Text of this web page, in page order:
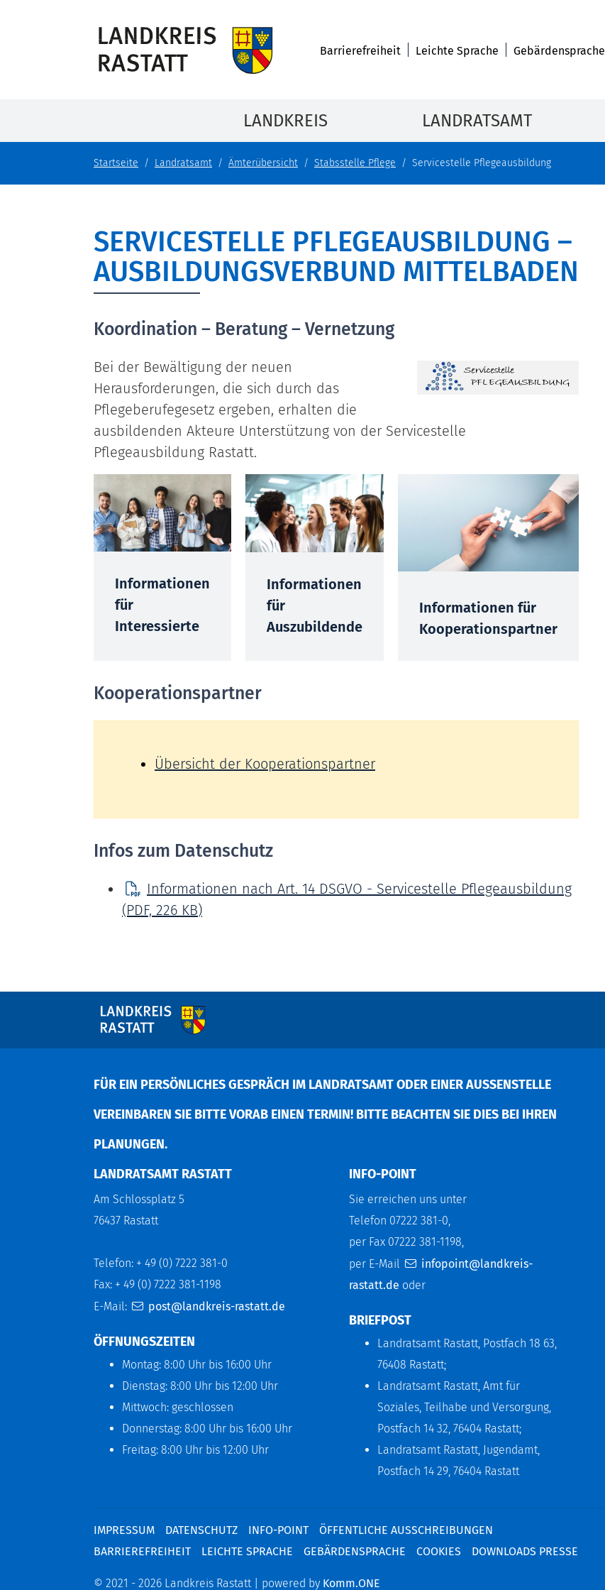
Barrierefreiheit Leichte Sprache Gebärdensprache
LANDKREIS LANDRATSAMT
Startseite Landratsamt Ämterübersicht Stabsstelle Pflege Servicestelle Pflegeausbildung
SERVICESTELLE PFLEGEAUSBILDUNG –
AUSBILDUNGSVERBUND MITTELBADEN
Koordination – Beratung – Vernetzung
Bei der Bewältigung der neuen
Herausforderungen, die sich durch das
Pflegeberufegesetz ergeben, erhalten die
ausbildenden Akteure Unterstützung von der Servicestelle
Pflegeausbildung Rastatt.
Informationen
für
Interessierte
Informationen
für
Auszubildende
Informationen für
Kooperationspartner
Kooperationspartner
Übersicht der Kooperationspartner
Infos zum Datenschutz
Informationen nach Art. 14 DSGVO - Servicestelle Pflegeausbildung
(PDF, 226 KB)
FÜR EIN PERSÖNLICHES GESPRÄCH IM LANDRATSAMT ODER EINER AUSSENSTELLE V
EREINBAREN SIE BITTE VORAB EINEN TERMIN! BITTE BEACHTEN SIE DIES BEI IHREN P
LANUNGEN.
LANDRATSAMT RASTATT
Am Schlossplatz 5
76437 Rastatt
Telefon: + 49 (0) 7222 381-0
Fax: + 49 (0) 7222 381-1198
E-Mail:
post@landkreis-rastatt.de
ÖFFNUNGSZEITEN
Montag: 8:00 Uhr bis 16:00 Uhr
Dienstag: 8:00 Uhr bis 12:00 Uhr
Mittwoch: geschlossen
Donnerstag: 8:00 Uhr bis 16:00 Uhr
Freitag: 8:00 Uhr bis 12:00 Uhr
INFO-POINT
Sie erreichen uns unter
Telefon 07222 381-0,
per Fax 07222 381-1198,
per E-Mail
infopoint@landkreis-
rastatt.de oder
BRIEFPOST
Landratsamt Rastatt, Postfach 18 63,
76408 Rastatt;
Landratsamt Rastatt, Amt für
Soziales, Teilhabe und Versorgung,
Postfach 14 32, 76404 Rastatt;
Landratsamt Rastatt, Jugendamt,
Postfach 14 29, 76404 Rastatt
IMPRESSUM DATENSCHUTZ INFO-POINT
ÖFFENTLICHE AUSSCHREIBUNGEN
BARRIEREFREIHEIT
LEICHTE SPRACHE GEBÄRDENSPRACHE COOKIES DOWNLOADS PRESSE
© 2021 - 2026 Landkreis Rastatt | powered by Komm.ONE